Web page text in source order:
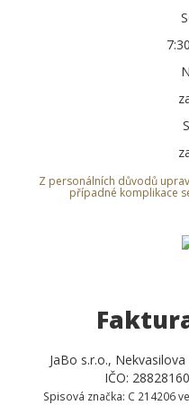
Z personálních důvodů
případné komplikace
JaBo s.r.o.,
IČO:
Spisová značka: C 214206